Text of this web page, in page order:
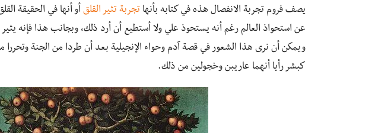
يصف فروم تجربة الانفصال هذه في كتابه بأنها تجربة تثير القلق أو أنها في الحقيقة
عن استحواذ العالم رغم أنه يستحوذ علي ولا أستطيع أن أرد ذلك، وبجانب هذا فإنه يثير
ويمكن أن نرى هذا الشعور في قصة آدم وحواء الإنجيلية بعد أن طردا من الجنة وتحررا
كبشر رأيا أنهما عاريبن وخجولين من ذلك.